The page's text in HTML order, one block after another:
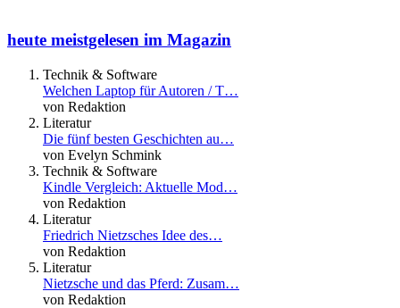
heute meistgelesen im Magazin
Technik & Software
Welchen Laptop für Autoren / T…
von Redaktion
Literatur
Die fünf besten Geschichten au…
von Evelyn Schmink
Technik & Software
Kindle Vergleich: Aktuelle Mod…
von Redaktion
Literatur
Friedrich Nietzsches Idee des…
von Redaktion
Literatur
Nietzsche und das Pferd: Zusam…
von Redaktion